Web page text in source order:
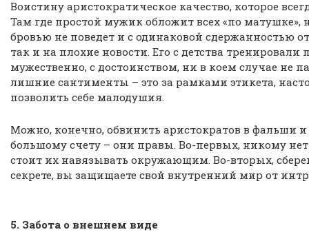
Воистину аристократическое качество, которое
Там где простой мужик обложит всех «по
бровью не поведет и с одинаковой сдержанностью
так и на плохие новости. Его с детства
мужественно, с достоинством, ни в коем случае не
лишние сантименты – это за рамками этикета,
позволить себе малодушия.
Можно, конечно, обвинить аристократов в фальши
большому счету – они правы. Во-первых, никому
стоит их навязывать окружающим. Во-вторых,
секрете, вы защищаете свой внутренний мир от
5. Забота о внешнем виде